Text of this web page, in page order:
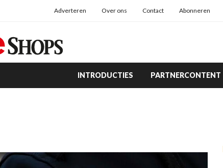
Adverteren Over ons Contact Abonneren
INTRODUCTIES PARTNERCONTENT